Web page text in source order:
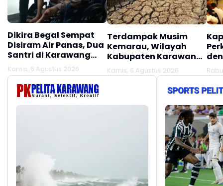
Dikira Begal Sempat
Disiram Air Panas, Dua
Santri di Karawang
Terluka Akibat Aksi
Oknum Linmas
Kamis, 6 Agustus 2026
Terdampak Musim
Kemarau, Wilayah
Kabupaten Karawang
Kekeringan Makin
Meluas
Kamis, 6 Agustus 2026